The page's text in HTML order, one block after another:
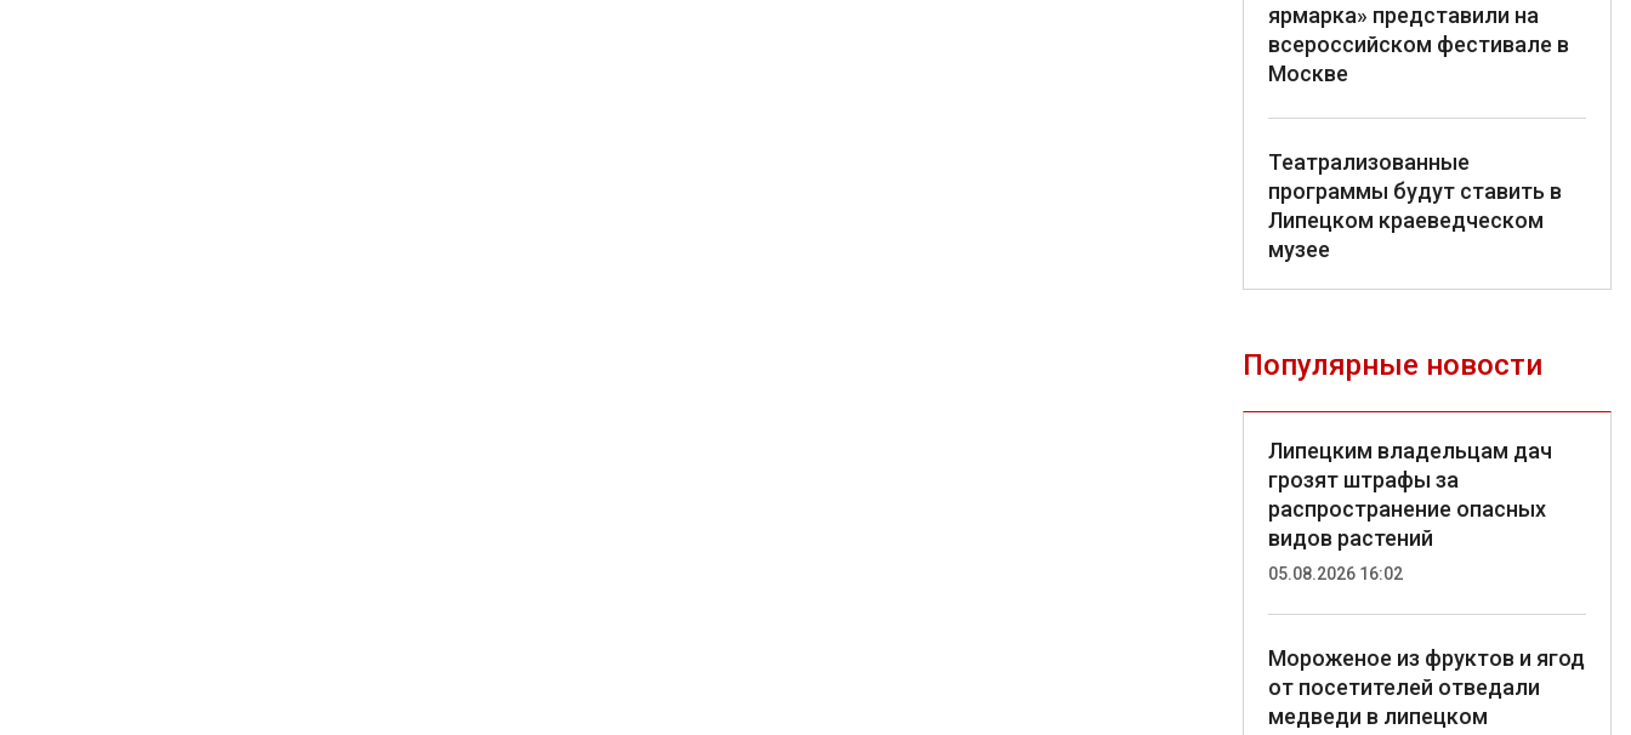
ярмарка» представили на
всероссийском фестивале в
Москве
Театрализованные
программы будут ставить в
Липецком краеведческом
музее
Популярные новости
Липецким владельцам дач
грозят штрафы за
распространение опасных
видов растений
05.08.2026 16:02
Мороженое из фруктов и ягод
от посетителей отведали
медведи в липецком